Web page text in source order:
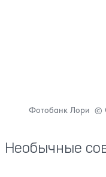
Фотобанк Лори ©
Необычные